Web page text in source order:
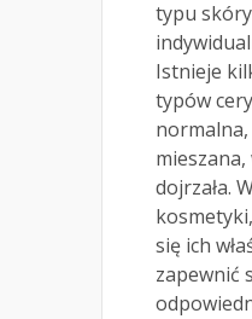
typu
Istnieje
typów
normalna,
dojrzała.
się ich
zapewnić